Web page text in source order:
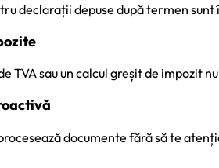
declarații depuse după termen
TVA sau un calcul greșit de impozit
documente fără să te